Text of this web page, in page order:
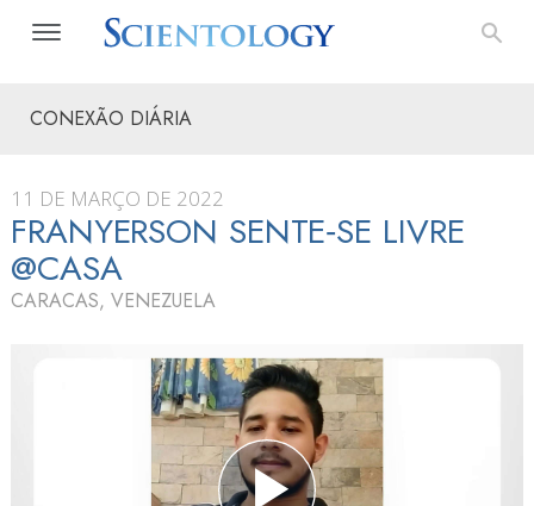
CONEXÃO DIÁRIA
11 DE MARÇO DE 2022
FRANYERSON SENTE‑SE LIVRE
@CASA
CARACAS, VENEZUELA